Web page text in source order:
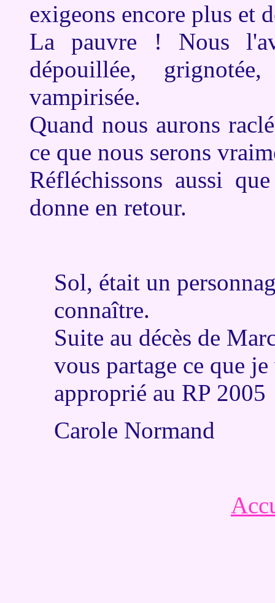
exigeons encore plus et
La pauvre ! Nous
dépouillée,
vampirisée.
Quand nous aurons
ce que nous serons
Réfléchissons aussi
donne en retour.
Sol, était un
connaître.
Suite au décès de
vous partage ce que
approprié au RP 2005
Carole Normand